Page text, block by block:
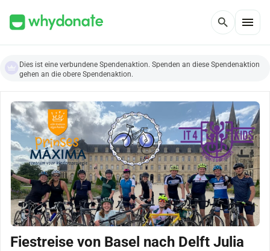
search menu
Dies ist eine verbundene Spendenaktion. Spenden an diese Spendenaktion
gehen an die obere Spendenaktion.
Fiestreise von Basel nach Delft Julia